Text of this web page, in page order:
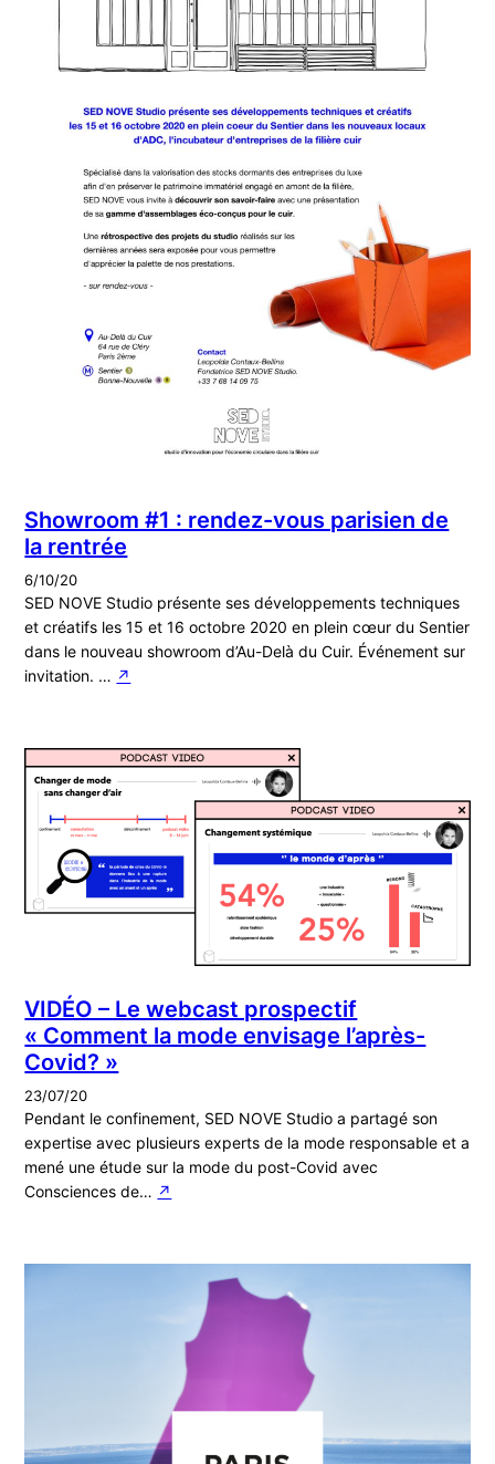
Showroom #1 : rendez-vous parisien de
la rentrée
6/10/20
SED NOVE Studio présente ses développements techniques
et créatifs les 15 et 16 octobre 2020 en plein cœur du Sentier
dans le nouveau showroom d’Au-Delà du Cuir. Événement sur
invitation. … ↗︎
VIDÉO – Le webcast prospectif
« Comment la mode envisage l’après-
Covid? »
23/07/20
Pendant le confinement, SED NOVE Studio a partagé son
expertise avec plusieurs experts de la mode responsable et a
mené une étude sur la mode du post-Covid avec
Consciences de… ↗︎